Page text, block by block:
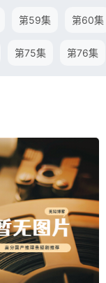
第59集 第60集
第75集 第76集